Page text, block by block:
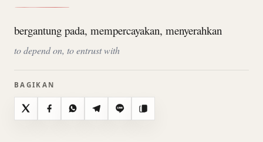
bergantung pada, mempercayakan, menyerahkan
to depend on, to entrust with
BAGIKAN
X FacebookWhatsAppTelegramLine Salin